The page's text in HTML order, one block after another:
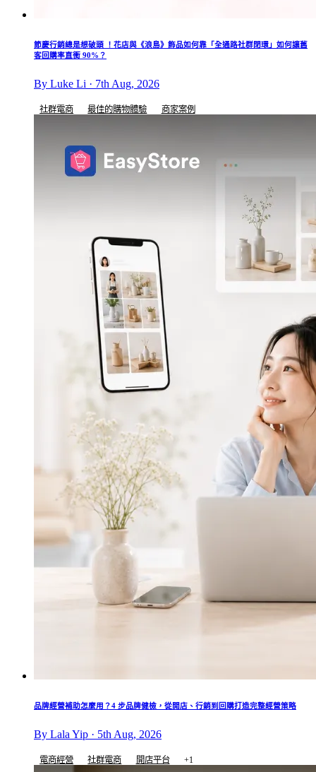
節慶行銷總是想破頭 ！花店與《浪島》飾品如何靠「全通路社群閉環」如何讓舊
客回購率直衝 90%？
By Luke Li · 7th Aug, 2026
社群電商 最佳的購物體驗 商家案例
品牌經營補助怎麼用？4 步品牌健檢，從開店、行銷到回購打造完整經營策略
By Lala Yip · 5th Aug, 2026
電商經營 社群電商 開店平台 +1